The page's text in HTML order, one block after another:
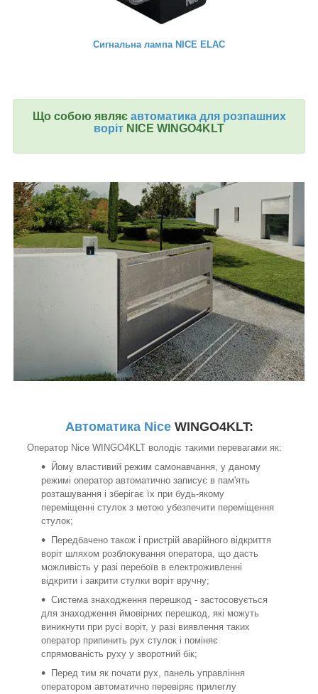
Сигнальна лампа NICE ELAC
Що собою являє автоматика для розпашних
воріт NICE WINGO4KLT
Автоматика Nice WINGO4KLT:
Оператор Nice WINGO4KLT володіє такими перевагами як:
Йому властивий режим самонавчання, у даному
режимі оператор автоматично записує в пам'ять
розташування і зберігає їх при будь-якому
переміщенні стулок з метою убезпечити переміщення
стулок;
Передбачено також і пристрій аварійного відкриття
воріт шляхом розблокування оператора, що дасть
можливість у разі перебоїв в електроживленні
відкрити і закрити стулки воріт вручну;
Система знаходження перешкод - застосовується
для знаходження ймовірних перешкод, які можуть
виникнути при русі воріт, у разі виявлення таких
оператор припинить рух стулок і поміняє
спрямованість руху у зворотний бік;
Перед тим як почати рух, панель управління
оператором автоматично перевіряє прилеглу